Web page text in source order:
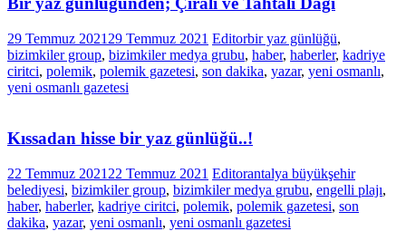
29 Temmuz 2021 29 Temmuz 2021 Editorbir yaz günlüğü,
bizimkiler group, bizimkiler medya grubu, haber, haberler, kadriye
ciritci, polemik, polemik gazetesi, son dakika, yazar, yeni osmanlı,
yeni osmanlı gazetesi
Kıssadan hisse bir yaz günlüğü..!
22 Temmuz 2021 22 Temmuz 2021 Editorantalya büyükşehir
belediyesi, bizimkiler group, bizimkiler medya grubu, engelli plajı,
haber, haberler, kadriye ciritci, polemik, polemik gazetesi, son
dakika, yazar, yeni osmanlı, yeni osmanlı gazetesi